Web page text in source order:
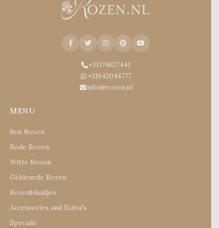
+31174627441
+31642044777
info@rozen.nl
MENU
Bos Rozen
Rode Rozen
Witte Rozen
Gekleurde Rozen
Rozenblaadjes
Accessories and Extra's
Specials